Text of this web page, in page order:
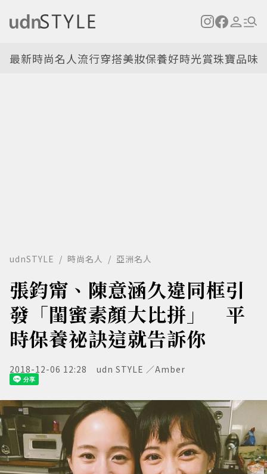
最新時尚名人流行穿搭美妝保養好時光賞珠寶品味
udnSTYLE 時尚名人 亞洲名人
張鈞甯、陳意涵久違同框引
發「閨蜜素顏大比拼」 平
時保養祕訣這就告訴你
2018-12-06 12:28 udn STYLE ／Amber